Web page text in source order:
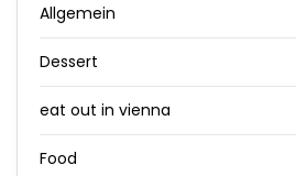
Allgemein
Dessert
eat out in vienna
Food